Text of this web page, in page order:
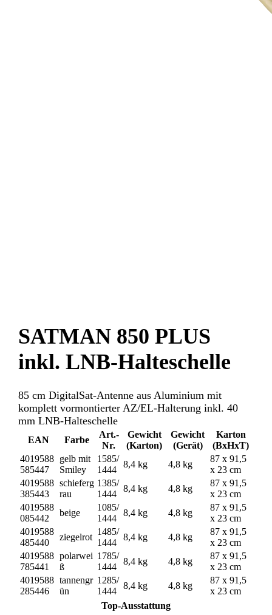
SATMAN 850 PLUS
inkl. LNB-Halteschelle
85 cm DigitalSat-Antenne aus Aluminium mit
komplett vormontierter AZ/EL-Halterung inkl. 40
mm LNB-Halteschelle
EAN Farbe
Art.-
Nr.
Gewicht
(Karton)
Gewicht
(Gerät)
Karton
(BxHxT)
4019588
585447
gelb mit
Smiley
1585/
1444
8,4 kg 4,8 kg
87 x 91,5
x 23 cm
4019588
385443
schieferg
rau
1385/
1444
8,4 kg 4,8 kg
87 x 91,5
x 23 cm
4019588
085442
beige
1085/
1444
8,4 kg 4,8 kg
87 x 91,5
x 23 cm
4019588
485440
ziegelrot
1485/
1444
8,4 kg 4,8 kg
87 x 91,5
x 23 cm
4019588
785441
polarwei
ß
1785/
1444
8,4 kg 4,8 kg
87 x 91,5
x 23 cm
4019588
285446
tannengr
ün
1285/
1444
8,4 kg 4,8 kg
87 x 91,5
x 23 cm
Top-Ausstattung